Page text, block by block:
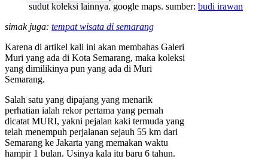
sudut koleksi lainnya. google maps. sumber: budi irawan
simak juga: tempat wisata di semarang
Karena di artikel kali ini akan membahas Galeri
Muri yang ada di Kota Semarang, maka koleksi
yang dimilikinya pun yang ada di Muri
Semarang.
Salah satu yang dipajang yang menarik
perhatian ialah rekor pertama yang pernah
dicatat MURI, yakni pejalan kaki termuda yang
telah menempuh perjalanan sejauh 55 km dari
Semarang ke Jakarta yang memakan waktu
hampir 1 bulan. Usinya kala itu baru 6 tahun.